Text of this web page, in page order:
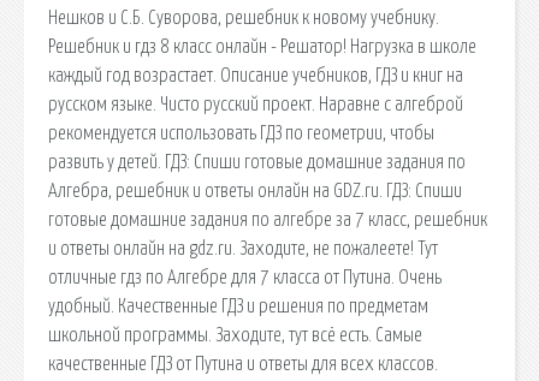
Нешков и С.Б. Суворова, решебник к новому учебнику.
Решебник и гдз 8 класс онлайн - Решатор! Нагрузка в школе
каждый год возрастает. Описание учебников, ГДЗ и книг на
русском языке. Чисто русский проект. Наравне с алгеброй
рекомендуется использовать ГДЗ по геометрии, чтобы
развить у детей. ГДЗ: Спиши готовые домашние задания по
Алгебра, решебник и ответы онлайн на GDZ.ru. ГДЗ: Спиши
готовые домашние задания по алгебре за 7 класс, решебник
и ответы онлайн на gdz.ru. Заходите, не пожалеете! Тут
отличные гдз по Алгебре для 7 класса от Путина. Очень
удобный. Качественные ГДЗ и решения по предметам
школьной программы. Заходите, тут всё есть. Самые
качественные ГДЗ от Путина и ответы для всех классов.